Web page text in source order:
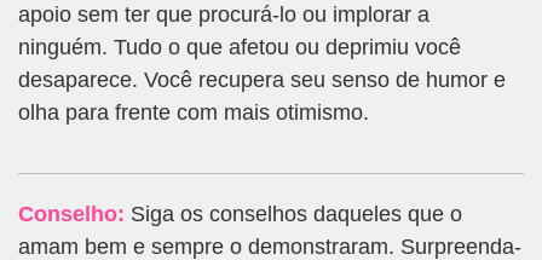
apoio sem ter que procurá-lo ou implorar a
ninguém. Tudo o que afetou ou deprimiu você
desaparece. Você recupera seu senso de humor e
olha para frente com mais otimismo.
Conselho: Siga os conselhos daqueles que o
amam bem e sempre o demonstraram. Surpreenda-